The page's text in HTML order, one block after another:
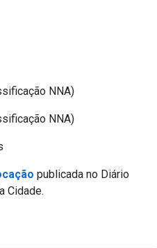
NNA)
NNA)
publicada no Diário
Cidade.